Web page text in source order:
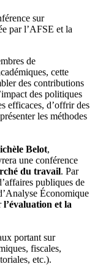
sur
par l’AFSE et la
de
cette
des contributions
des politiques
efficaces, d’offrir des
les méthodes
Belot,
une conférence
du travail. Par
publiques de
Économique
l’évaluation et la
portant sur
fiscales,
etc.).